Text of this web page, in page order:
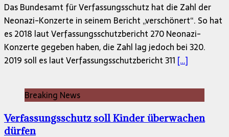
Das Bundesamt für Verfassungsschutz hat die Zahl der
Neonazi-Konzerte in seinem Bericht „verschönert“. So hat
es 2018 laut Verfassungsschutzbericht 270 Neonazi-
Konzerte gegeben haben, die Zahl lag jedoch bei 320.
2019 soll es laut Verfassungsschutzbericht 311 […]
Breaking News
Verfassungsschutz soll Kinder überwachen
dürfen